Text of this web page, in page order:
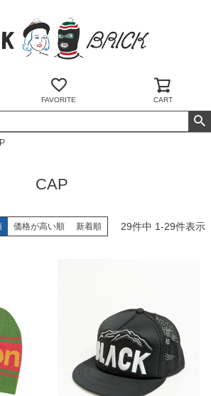
FAVORITE CART
CAP
価格が高い順 新着順 29件中 1-29件表示